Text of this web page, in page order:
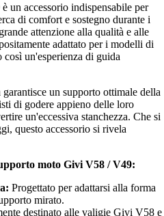
un accessorio indispensabile per
di comfort e sostegno durante i
attenzione alla qualità e alle
adattato per i modelli di
un'esperienza di guida
un supporto ottimale della
di godere appieno delle loro
un'eccessiva stanchezza. Che si
questo accessorio si rivela
moto Givi V58 / V49:
Progettato per adattarsi alla forma
mirato.
destinato alle valigie Givi V58 e